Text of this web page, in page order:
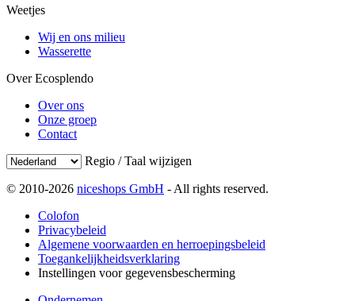
Weetjes
Wij en ons milieu
Wasserette
Over Ecosplendo
Over ons
Onze groep
Contact
Regio / Taal wijzigen
© 2010-2026 niceshops GmbH - All rights reserved.
Colofon
Privacybeleid
Algemene voorwaarden en herroepingsbeleid
Toegankelijkheidsverklaring
Instellingen voor gegevensbescherming